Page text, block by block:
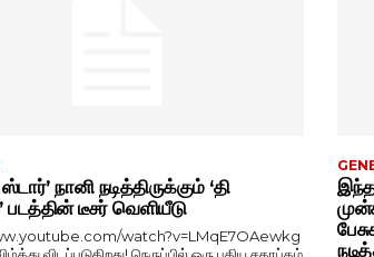
ஸ்டார்’ நானி நடித்திருக்கும் ‘தி
படத்தின் டீசர் வெளியீடு
watch?v=LMqE7OAewkg
இந்த